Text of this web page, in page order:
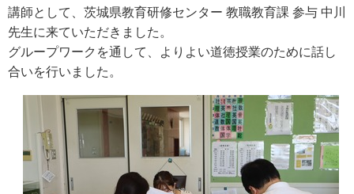
講師として、茨城県教育研修センター 教職教育課 参与 中川
先生に来ていただきました。
グループワークを通して、よりよい道徳授業のために話し
合いを行いました。